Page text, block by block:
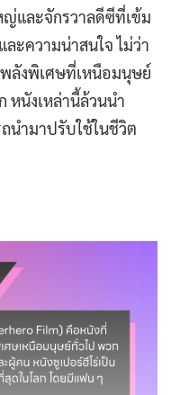
ญ่และจักรวาลดีซีที่เข้ม
ะความน่าสนใจ ไม่ว่า
ลังพิเศษที่เหนือมนุษย์
หนังเหล่านี้ล้วนนำ
นำมาปรับใช้ในชีวิต